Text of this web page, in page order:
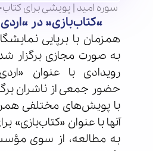
سوره امید | پویشی برای
«کتاب‌بازی» در
همزمان با برپایی
به صورت مجازی برگزار
رویدادی با عنوان
حضور جمعی از ناشران
با پویش‌های مختلفی
آنها با عنوان «کتاب‌بازی»
به مطالعه، از سوی